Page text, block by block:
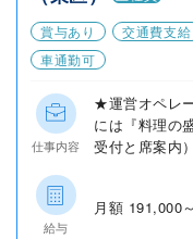
賞与あり
交通費支給
車通勤可
仕事内容
★運営オペレ
には『料理の
受付と席案内
給与
月額 191,000